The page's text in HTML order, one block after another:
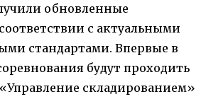
обновленные
с актуальными
стандартами. Впервые в
будут проходить
складированием»